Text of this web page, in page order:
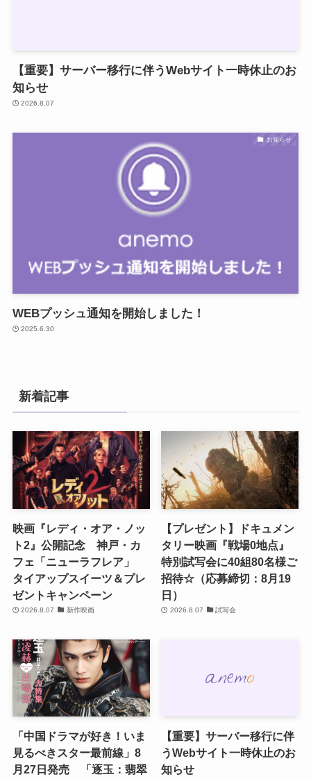
【重要】サーバー移行に伴うWebサイト一時休止のお
知らせ
2026.8.07
お知らせ
WEBプッシュ通知を開始しました！
2025.6.30
新着記事
映画『レディ・オア・ノッ
ト2』公開記念 神戸・カ
フェ「ニューラフレア」
タイアップスイーツ＆プレ
ゼントキャンペーン
2026.8.07 新作映画
【プレゼント】ドキュメン
タリー映画『戦場0地点』
特別試写会に40組80名様ご
招待☆（応募締切：8月19
日）
2026.8.07 試写会
「中国ドラマが好き！いま
見るべきスター最前線」8
月27日発売 「逐玉：翡翠
【重要】サーバー移行に伴
うWebサイト一時休止のお
知らせ